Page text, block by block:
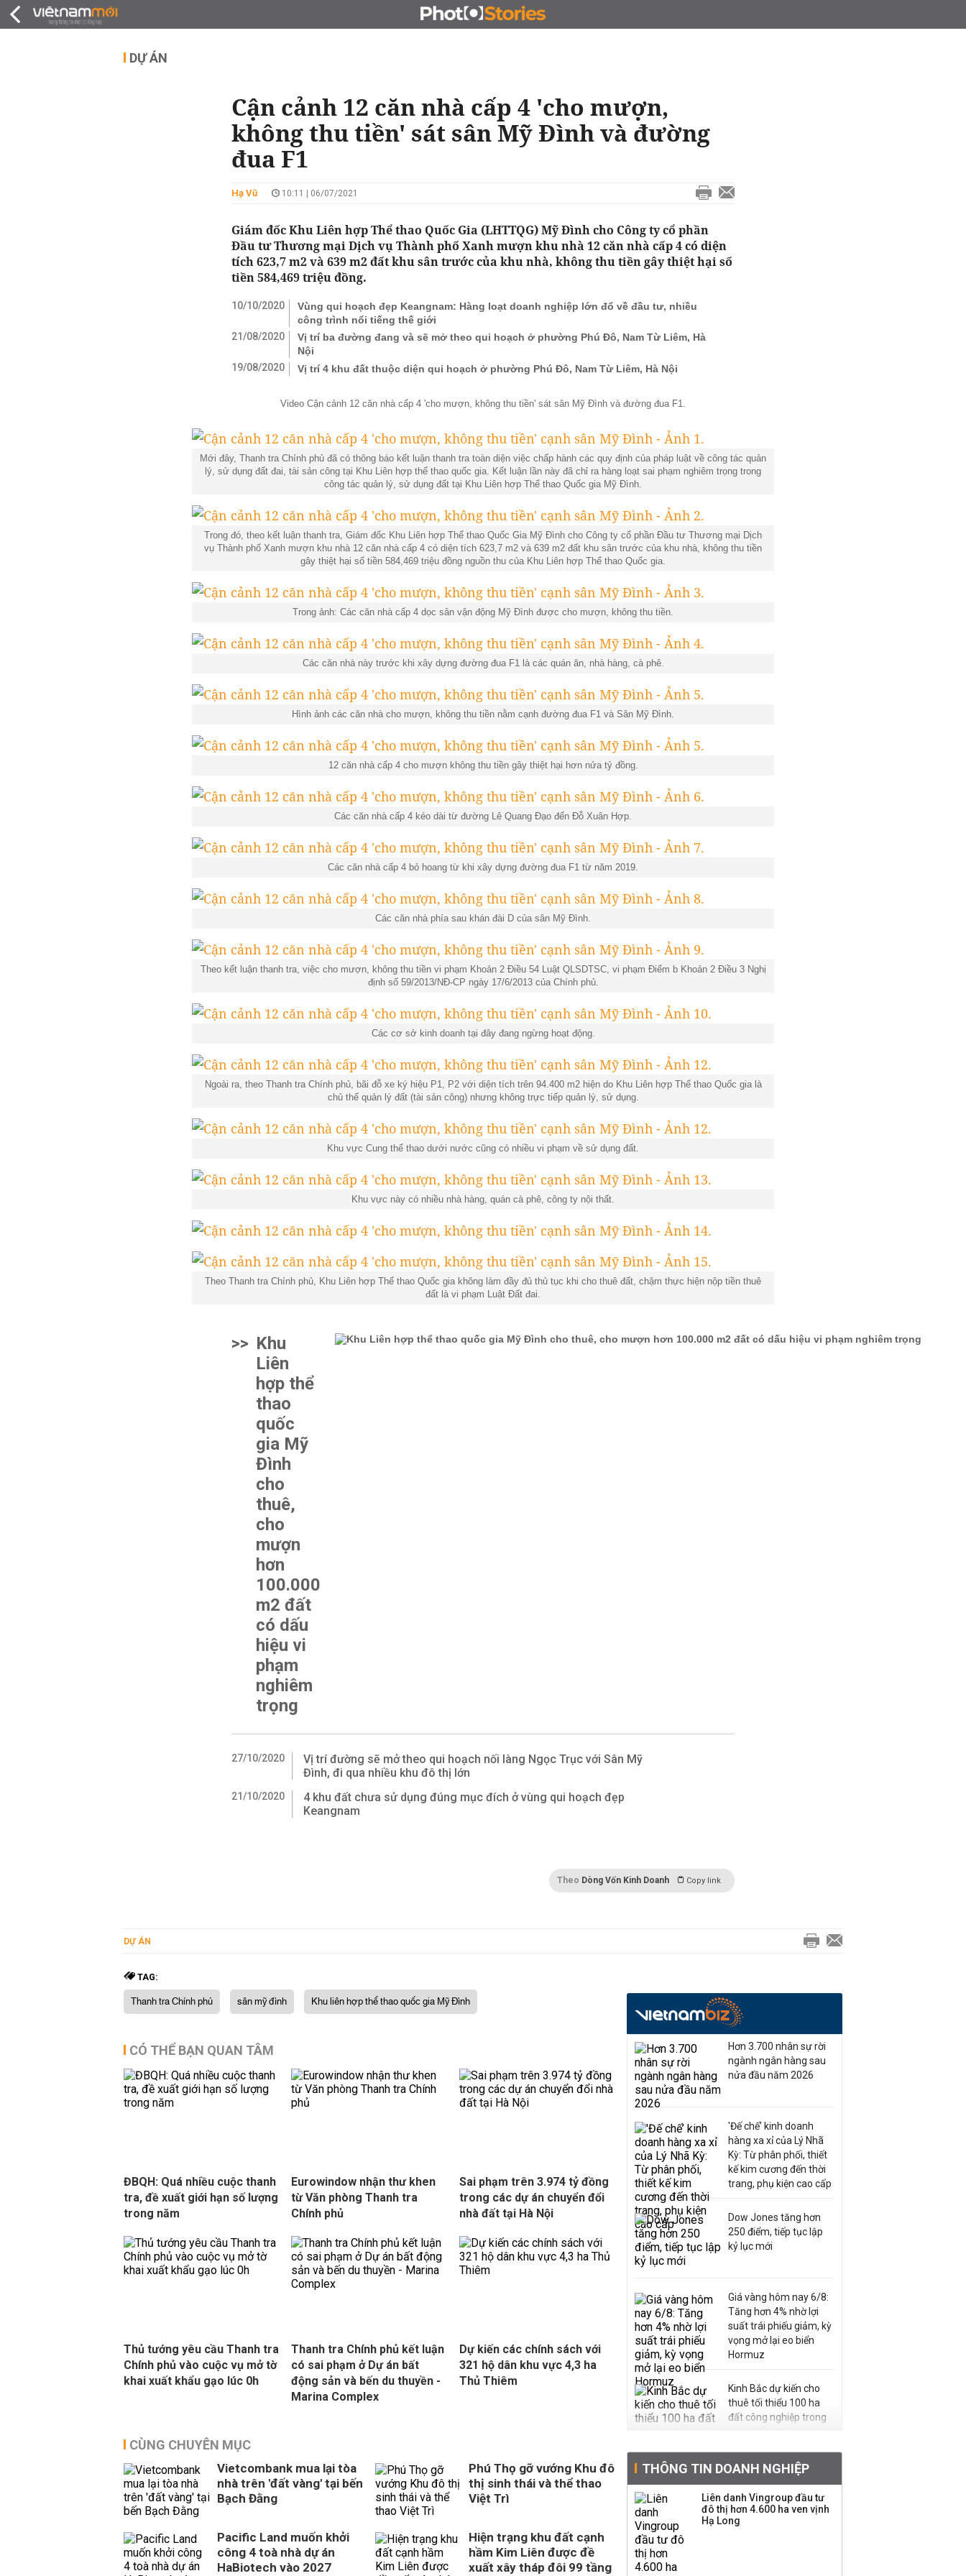
ĐẤU GIÁ - ĐẤU THẦU KINH DOANH
DỰ ÁN
Cận cảnh 12 căn nhà cấp 4 'cho mượn,
không thu tiền' sát sân Mỹ Đình và đường
đua F1
Hạ Vũ 10:11 | 06/07/2021
Giám đốc Khu Liên hợp Thể thao Quốc Gia (LHTTQG) Mỹ Đình cho Công ty cổ phần
Đầu tư Thương mại Dịch vụ Thành phố Xanh mượn khu nhà 12 căn nhà cấp 4 có diện
tích 623,7 m2 và 639 m2 đất khu sân trước của khu nhà, không thu tiền gây thiệt hại số
tiền 584,469 triệu đồng.
10/10/2020
Vùng qui hoạch đẹp Keangnam: Hàng loạt doanh nghiệp lớn đổ về đầu tư, nhiều
công trình nổi tiếng thế giới
21/08/2020
Vị trí ba đường đang và sẽ mở theo qui hoạch ở phường Phú Đô, Nam Từ Liêm, Hà
Nội
19/08/2020
Vị trí 4 khu đất thuộc diện qui hoạch ở phường Phú Đô, Nam Từ Liêm, Hà Nội
Video Cận cảnh 12 căn nhà cấp 4 'cho mượn, không thu tiền' sát sân Mỹ Đình và đường đua F1.
Mới đây, Thanh tra Chính phủ đã có thông báo kết luận thanh tra toàn diện việc chấp hành các quy định của pháp luật về công tác quản
lý, sử dụng đất đai, tài sản công tại Khu Liên hợp thể thao quốc gia. Kết luận lần này đã chỉ ra hàng loạt sai phạm nghiêm trọng trong
công tác quản lý, sử dụng đất tại Khu Liên hợp Thể thao Quốc gia Mỹ Đình.
Trong đó, theo kết luận thanh tra, Giám đốc Khu Liên hợp Thể thao Quốc Gia Mỹ Đình cho Công ty cổ phần Đầu tư Thương mại Dịch
vụ Thành phố Xanh mượn khu nhà 12 căn nhà cấp 4 có diện tích 623,7 m2 và 639 m2 đất khu sân trước của khu nhà, không thu tiền
gây thiệt hại số tiền 584,469 triệu đồng nguồn thu của Khu Liên hợp Thể thao Quốc gia.
Trong ảnh: Các căn nhà cấp 4 dọc sân vận động Mỹ Đình được cho mượn, không thu tiền.
Các căn nhà này trước khi xây dựng đường đua F1là các quán ăn, nhà hàng, cà phê.
Hình ảnh các căn nhà cho mượn, không thu tiền nằm cạnh đường đua F1 và Sân Mỹ Đình.
12 căn nhà cấp 4 cho mượn không thu tiền gây thiệt hại hơn nửa tỷ đồng.
Các căn nhà cấp 4 kéo dài từ đường Lê Quang Đạo đến Đỗ Xuân Hợp.
Các căn nhà cấp 4 bỏ hoang từ khi xây dựng đường đua F1 từ năm 2019.
Các căn nhà phía sau khán đài D của sân Mỹ Đình.
Theo kết luận thanh tra, việc cho mượn, không thu tiền vi phạm Khoản 2 Điều 54 Luật QLSDTSC, vi phạm Điểm b Khoản 2 Điều 3 Nghị
định số 59/2013/NĐ-CP ngày 17/6/2013 của Chính phủ.
Các cơ sở kinh doanh tại đây đang ngừng hoạt động.
Ngoài ra, theo Thanh tra Chính phủ, bãi đỗ xe ký hiệu P1, P2 với diện tích trên 94.400 m2 hiện do Khu Liên hợp Thể thao Quốc gia là
chủ thể quản lý đất (tài sản công) nhưng không trực tiếp quản lý, sử dụng.
Khu vực Cung thể thao dưới nước cũng có nhiều vi phạm về sử dụng đất.
Khu vực này có nhiều nhà hàng, quán cà phê, công ty nội thất.
Theo Thanh tra Chính phủ, Khu Liên hợp Thể thao Quốc gia không làm đầy đủ thủ tục khi cho thuê đất, chậm thực hiện nộp tiền thuê
đất là vi phạm Luật Đất đai.
>> Khu
Liên
hợp thể
thao
quốc
gia Mỹ
Đình
cho
thuê,
cho
mượn
hơn
100.000
m2 đất
có dấu
hiệu vi
phạm
nghiêm
trọng
27/10/2020
Vị trí đường sẽ mở theo qui hoạch nối làng Ngọc Trục với Sân Mỹ
Đình, đi qua nhiều khu đô thị lớn
21/10/2020
4 khu đất chưa sử dụng đúng mục đích ở vùng qui hoạch đẹp
Keangnam
Theo Dòng Vốn Kinh Doanh Copy link
DỰ ÁN
TAG:
Thanh tra Chính phủ sân mỹ đình Khu liên hợp thể thao quốc gia Mỹ Đình
CÓ THỂ BẠN QUAN TÂM
ĐBQH: Quá nhiều cuộc thanh
tra, đề xuất giới hạn số lượng
trong năm
Eurowindow nhận thư khen
từ Văn phòng Thanh tra
Chính phủ
Sai phạm trên 3.974 tỷ đồng
trong các dự án chuyển đổi
nhà đất tại Hà Nội
Thủ tướng yêu cầu Thanh tra
Chính phủ vào cuộc vụ mở tờ
khai xuất khẩu gạo lúc 0h
Thanh tra Chính phủ kết luận
có sai phạm ở Dự án bất
động sản và bến du thuyền -
Marina Complex
Dự kiến các chính sách với
321 hộ dân khu vực 4,3 ha
Thủ Thiêm
CÙNG CHUYÊN MỤC
Vietcombank mua lại tòa
nhà trên 'đất vàng' tại bến
Bạch Đằng
Phú Thọ gỡ vướng Khu đô
thị sinh thái và thể thao
Việt Trì
Pacific Land muốn khởi
công 4 toà nhà dự án
HaBiotech vào 2027
Hiện trạng khu đất cạnh
hầm Kim Liên được đề
xuất xây tháp đôi 99 tầng
Hơn 3.700 nhân sự rời
ngành ngân hàng sau
nửa đầu năm 2026
'Đế chế’ kinh doanh
hàng xa xỉ của Lý Nhã
Kỳ: Từ phân phối, thiết
kế kim cương đến thời
trang, phụ kiện cao cấp
Dow Jones tăng hơn
250 điểm, tiếp tục lập
kỷ lục mới
Giá vàng hôm nay 6/8:
Tăng hơn 4% nhờ lợi
suất trái phiếu giảm, kỳ
vọng mở lại eo biển
Hormuz
Kinh Bắc dự kiến cho
thuê tối thiểu 100 ha
đất công nghiệp trong
HoREA: Nghị quyết 21
có thể tạo xung lực mới,
góp phần kéo giảm giá
nhà
THÔNG TIN DOANH NGHIỆP
Liên danh Vingroup đầu tư
đô thị hơn 4.600 ha ven vịnh
Hạ Long